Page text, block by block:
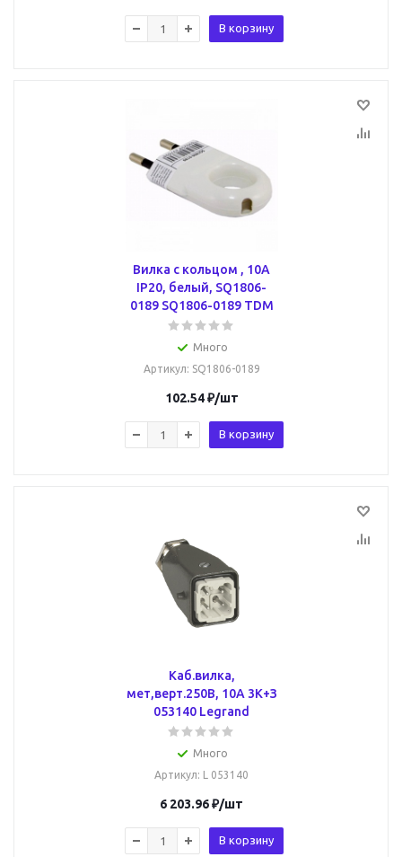
В корзину
Вилка с кольцом , 10А
IP20, белый, SQ1806-
0189 SQ1806-0189 TDM
Много
Артикул: SQ1806-0189
102.54₽/шт
В корзину
Каб.вилка,
мет,верт.250В, 10А 3К+З
053140 Legrand
Много
Артикул: L 053140
6 203.96₽/шт
В корзину